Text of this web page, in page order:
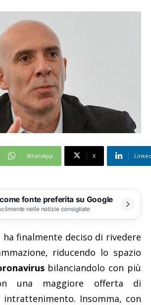
WhatsApp X
fonte preferita su Google
nelle notizie consigliate
ha finalmente deciso di rivedere
riducendo lo spazio
bilanciandolo con più
una maggiore offerta di
Insomma, con